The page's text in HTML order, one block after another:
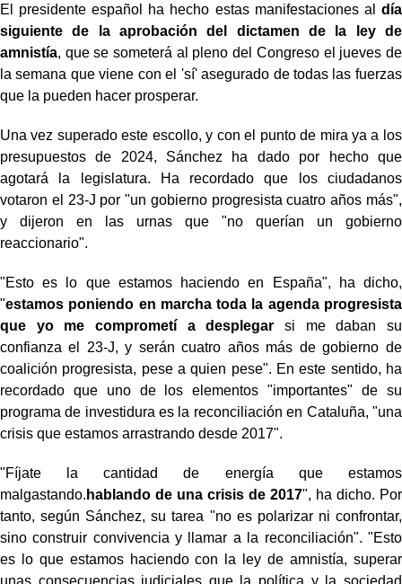
El presidente español ha hecho estas manifestaciones al día
siguiente de la aprobación del dictamen de la ley de
amnistía, que se someterá al pleno del Congreso el jueves de
la semana que viene con el 'sí' asegurado de todas las fuerzas
que la pueden hacer prosperar.
Una vez superado este escollo, y con el punto de mira ya a los
presupuestos de 2024, Sánchez ha dado por hecho que
agotará la legislatura. Ha recordado que los ciudadanos
votaron el 23-J por "un gobierno progresista cuatro años más",
y dijeron en las urnas que "no querían un gobierno
reaccionario".
"Esto es lo que estamos haciendo en España", ha dicho,
"estamos poniendo en marcha toda la agenda progresista
que yo me comprometí a desplegar si me daban su
confianza el 23-J, y serán cuatro años más de gobierno de
coalición progresista, pese a quien pese". En este sentido, ha
recordado que uno de los elementos "importantes" de su
programa de investidura es la reconciliación en Cataluña, "una
crisis que estamos arrastrando desde 2017".
"Fíjate la cantidad de energía que estamos
malgastando. hablando de una crisis de 2017", ha dicho. Por
tanto, según Sánchez, su tarea "no es polarizar ni confrontar,
sino construir convivencia y llamar a la reconciliación". "Esto
es lo que estamos haciendo con la ley de amnistía, superar
unas consecuencias judiciales que la política y la sociedad